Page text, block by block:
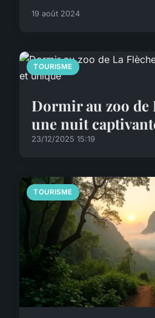
19 août 2024
TOURISME
Dormir au zoo de
une nuit
23/12/2025 15:19
TOURISME